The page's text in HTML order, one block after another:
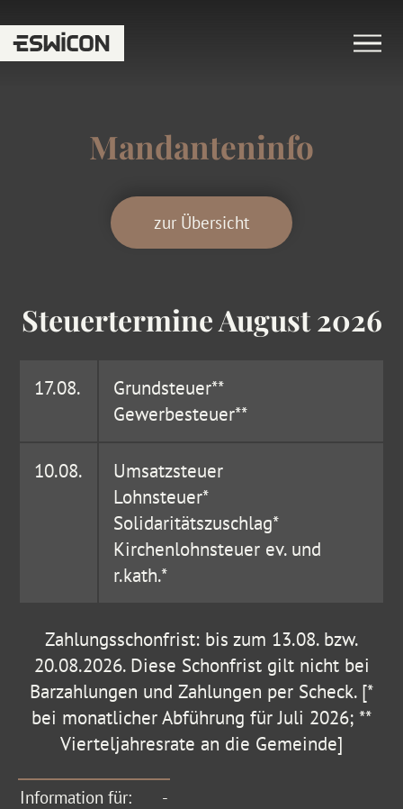
Mandanteninfo
zur Übersicht
Steuertermine August 2026
17.08.
Grundsteuer**
Gewerbesteuer**
10.08.
Umsatzsteuer
Lohnsteuer*
Solidaritätszuschlag*
Kirchenlohnsteuer ev. und
r.kath.*
Zahlungsschonfrist: bis zum 13.08. bzw.
20.08.2026. Diese Schonfrist gilt nicht bei
Barzahlungen und Zahlungen per Scheck. [*
bei monatlicher Abführung für Juli 2026; **
Vierteljahresrate an die Gemeinde]
Information für:
-